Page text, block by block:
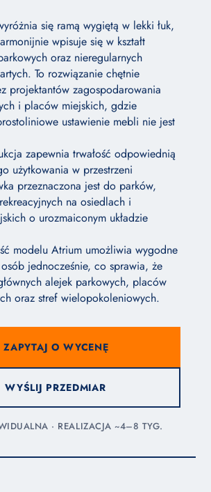
się ramą wygiętą w lekki łuk,
wpisuje się w kształt
oraz nieregularnych
To rozwiązanie chętnie
projektantów zagospodarowania
i placów miejskich, gdzie
ustawienie mebli nie jest
zapewnia trwałość odpowiednią
użytkowania w przestrzeni
przeznaczona jest do parków,
na osiedlach i
o urozmaiconym układzie
modelu Atrium umożliwia wygodne
jednocześnie, co sprawia, że
alejek parkowych, placów
oraz stref wielopokoleniowych.
ZAPYTAJ O WYCENĘ
WYŚLIJ PRZEDMIAR
· REALIZACJA ~4–8 TYG.